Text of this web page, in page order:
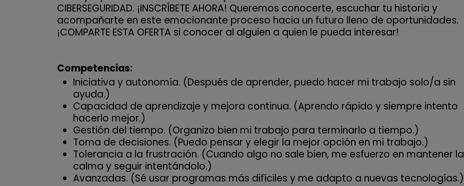
CIBERSEGURIDAD. ¡INSCRÍBETE AHORA! Queremos conocerte, escuchar tu historia y
acompañarte en este emocionante proceso hacia un futuro lleno de oportunidades.
¡COMPARTE ESTA OFERTA si conocer al alguien a quien le pueda interesar!
Competencias:
Iniciativa y autonomía. (Después de aprender, puedo hacer mi trabajo solo/a sin
ayuda.)
Capacidad de aprendizaje y mejora continua. (Aprendo rápido y siempre intento
hacerlo mejor.)
Gestión del tiempo. (Organizo bien mi trabajo para terminarlo a tiempo.)
Toma de decisiones. (Puedo pensar y elegir la mejor opción en mi trabajo.)
Tolerancia a la frustración. (Cuando algo no sale bien, me esfuerzo en mantener la
calma y seguir intentándolo.)
Avanzadas. (Sé usar programas más difíciles y me adapto a nuevas tecnologías.)